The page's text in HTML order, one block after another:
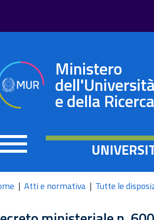
Ministero
dell'Università
e della Ricerca
Atti e normativa Tutte le